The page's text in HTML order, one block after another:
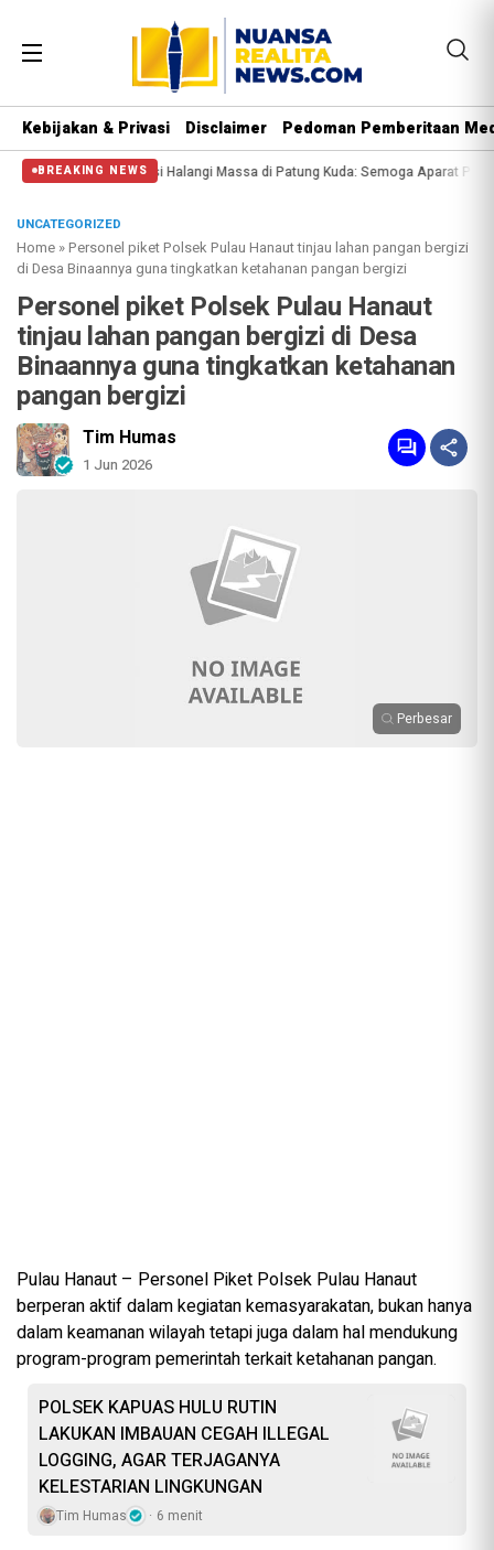
Kebijakan & Privasi Disclaimer Pedoman Pemberitaan
BREAKING NEWS
Polisi Halangi Massa di Patung Kuda: Semoga Aparat Punya Hati Nurani
UNCATEGORIZED
Home »Personel piket Polsek Pulau Hanaut tinjau lahan pangan bergizi
di Desa Binaannya guna tingkatkan ketahanan pangan bergizi
Personel piket Polsek Pulau Hanaut
tinjau lahan pangan bergizi di Desa
Binaannya guna tingkatkan ketahanan
pangan bergizi
Tim Humas
1 Jun 2026
Perbesar
Pulau Hanaut – Personel Piket Polsek Pulau Hanaut
berperan aktif dalam kegiatan kemasyarakatan, bukan hanya
dalam keamanan wilayah tetapi juga dalam hal mendukung
program-program pemerintah terkait ketahanan pangan.
POLSEK KAPUAS HULU RUTIN
LAKUKAN IMBAUAN CEGAH ILLEGAL
LOGGING, AGAR TERJAGANYA
KELESTARIAN LINGKUNGAN
Tim Humas 6 menit